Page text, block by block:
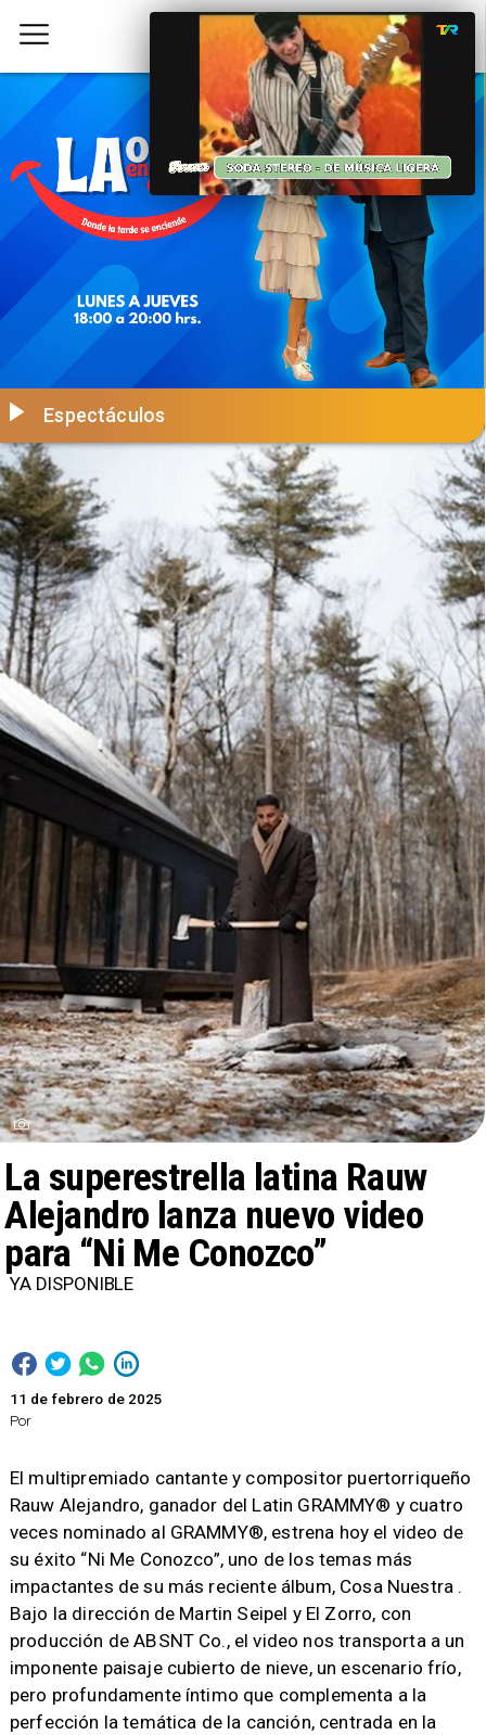
Por
La superestrella latina Rauw
Alejandro lanza nuevo video
para “Ni Me Conozco”
Espectáculos
11 de febrero de 2025
YA DISPONIBLE
El multipremiado cantante y compositor puertorriqueño
Rauw Alejandro, ganador del Latin GRAMMY® y cuatro
veces nominado al GRAMMY®, estrena hoy el video de
su éxito “Ni Me Conozco”, uno de los temas más
impactantes de su más reciente álbum, Cosa Nuestra .
Bajo la dirección de Martin Seipel y El Zorro, con
producción de ABSNT Co., el video nos transporta a un
imponente paisaje cubierto de nieve, un escenario frío,
pero profundamente íntimo que complementa a la
perfección la temática de la canción, centrada en la